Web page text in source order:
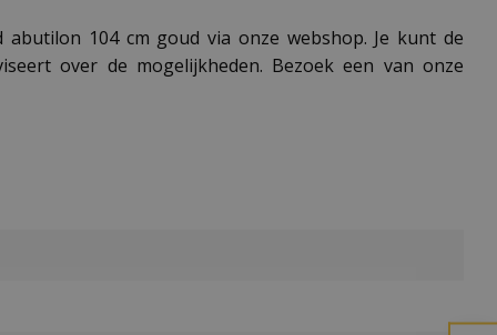
104 cm goud via onze webshop. Je kunt de
over de mogelijkheden. Bezoek een van onze